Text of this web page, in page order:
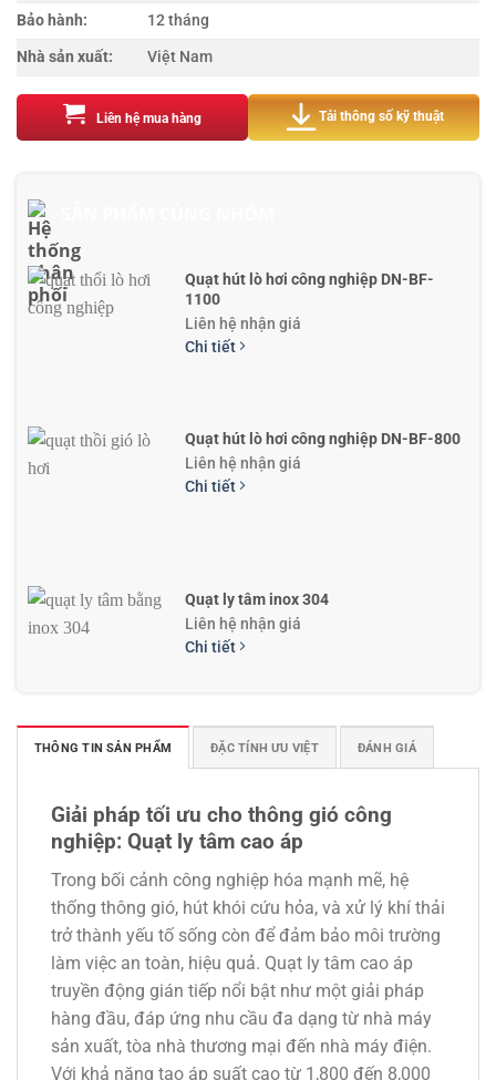
Bảo hành:
12 tháng
Nhà sản xuất:
Việt Nam
Liên hệ mua hàng Tải thông số kỹ thuật
Quạt hút lò hơi công nghiệp DN-BF-
1100
Liên hệ nhận giá
Chi tiết
Quạt hút lò hơi công nghiệp DN-BF-800
Liên hệ nhận giá
Chi tiết
Quạt ly tâm inox 304
Liên hệ nhận giá
Chi tiết
Quạt hướng trục phòng nổ 2.2KW
Chi tiết
THÔNG TIN SẢN PHẨM ĐẶC TÍNH ƯU VIỆT ĐÁNH GIÁ
Giải pháp tối ưu cho thông gió công
nghiệp: Quạt ly tâm cao áp
Trong bối cảnh công nghiệp hóa mạnh mẽ, hệ
thống thông gió, hút khói cứu hỏa, và xử lý khí thải
trở thành yếu tố sống còn để đảm bảo môi trường
làm việc an toàn, hiệu quả. Quạt ly tâm cao áp
truyền động gián tiếp nổi bật như một giải pháp
hàng đầu, đáp ứng nhu cầu đa dạng từ nhà máy
sản xuất, tòa nhà thương mại đến nhà máy điện.
Với khả năng tạo áp suất cao từ 1,800 đến 8,000